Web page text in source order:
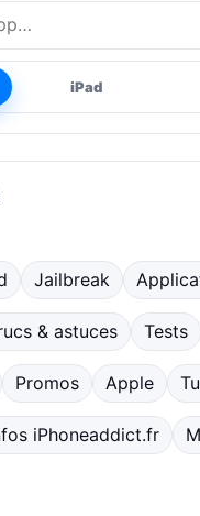
iPad
Jailbreak
& astuces Tests
Promos Apple
iPhoneaddict.fr